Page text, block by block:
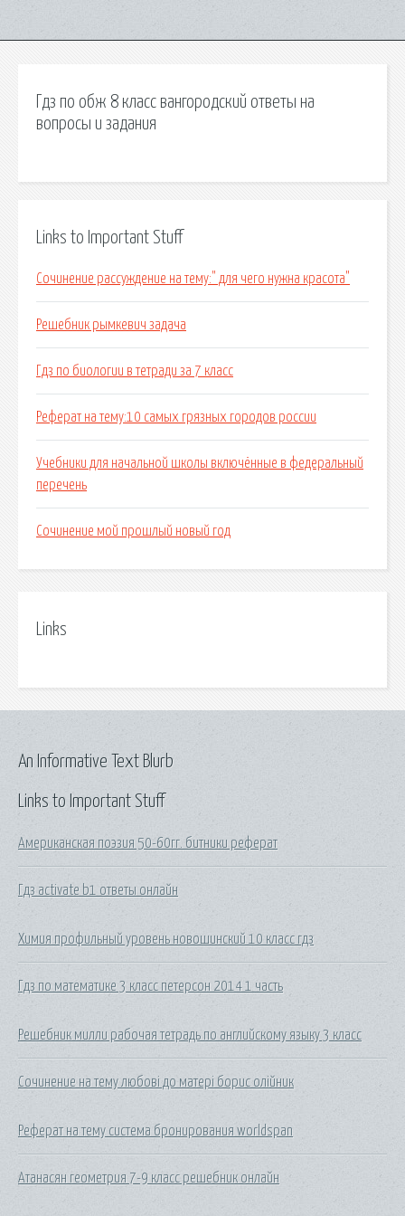
Гдз по обж 8 класс вангородский ответы на
вопросы и задания
Links to Important Stuff
Сочинение рассуждение на тему:" для чего нужна красота"
Решебник рымкевич задача
Гдз по биологии в тетради за 7 класс
Реферат на тему:10 самых грязных городов россии
Учебники для начальной школы включённые в федеральный
перечень
Сочинение мой прошлый новый год
Links
Links to Important Stuff
Американская поэзия 50-60гг. битники реферат
Гдз activate b1 ответы онлайн
Химия профильный уровень новошинский 10 класс гдз
Гдз по математике 3 класс петерсон 2014 1 часть
Решебник милли рабочая тетрадь по английскому языку 3 класс
Сочинение на тему любові до матері борис олійник
Реферат на тему система бронирования worldspan
Атанасян геометрия 7-9 класс решебник онлайн
An Informative Text Blurb